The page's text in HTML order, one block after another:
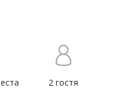
2 гостя